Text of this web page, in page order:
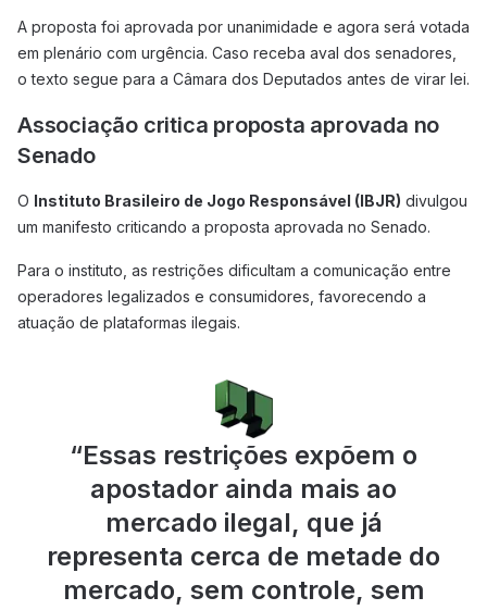
A proposta foi aprovada por unanimidade e agora será votada
em plenário com urgência. Caso receba aval dos senadores,
o texto segue para a Câmara dos Deputados antes de virar lei.
Associação critica proposta aprovada no
Senado
O Instituto Brasileiro de Jogo Responsável (IBJR) divulgou
um manifesto criticando a proposta aprovada no Senado.
Para o instituto, as restrições dificultam a comunicação entre
operadores legalizados e consumidores, favorecendo a
atuação de plataformas ilegais.
“Essas restrições expõem o
apostador ainda mais ao
mercado ilegal, que já
representa cerca de metade do
mercado, sem controle, sem